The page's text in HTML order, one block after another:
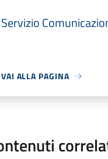
Servizio
VAI ALLA PAGINA